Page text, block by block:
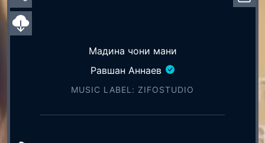
Мадина чони мани
Равшан Аннаев
MUSIC LABEL: ZIFOSTUDIO